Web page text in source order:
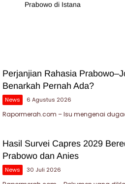
Prabowo di Istana
Perjanjian Rahasia
Benarkah Pernah Ada?
News 6 Agustus 2026
Rapormerah.com – Isu mengenai
Hasil Survei Capres 2029
Prabowo dan Anies
News 30 Juli 2026